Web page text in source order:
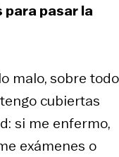
para pasar la
malo, sobre todo
cubiertas
si me enfermo,
exámenes o